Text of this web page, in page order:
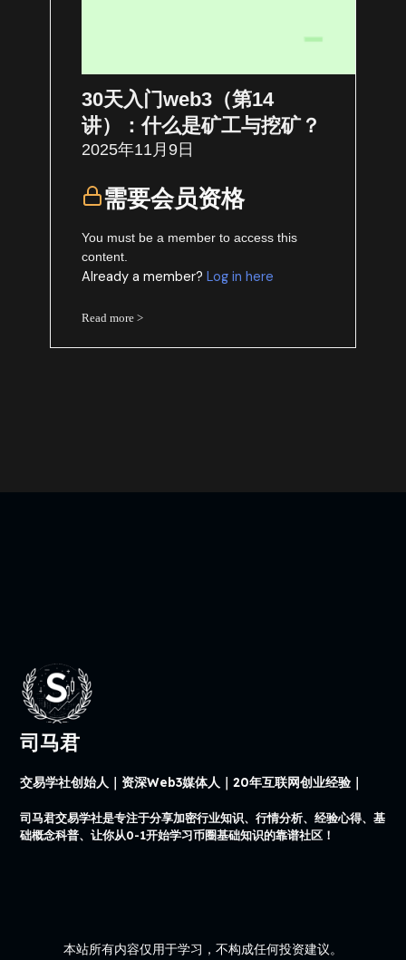
30天入门web3（第14
讲）：什么是矿工与挖矿？
2025年11月9日
需要会员资格
You must be a member to access this
content.
Already a member?Log in here
Read more >
司马君
交易学社创始人｜资深Web3媒体人｜20年互联网创业经验｜
司马君交易学社是专注于分享加密行业知识、行情分析、经验心得、基
础概念科普、让你从0-1开始学习币圈基础知识的靠谱社区！
本站所有内容仅用于学习，不构成任何投资建议。